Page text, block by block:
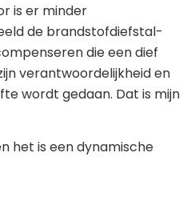
is er minder
de brandstofdiefstal-
die een dief
verantwoordelijkheid en
wordt gedaan. Dat is mijn
het is een dynamische